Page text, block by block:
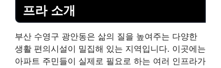
프라 소개
부산 수영구 광안동은 삶의 질을 높여주는 다양한
생활 편의시설이 밀집해 있는 지역입니다. 이곳에는
아파트 주민들이 실제로 필요로 하는 여러 인프라가